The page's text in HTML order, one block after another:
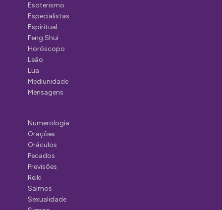
Esoterismo
Especialistas
Espiritual
Feng Shui
Horóscopo
Leão
Lua
Mediunidade
Mensagens
Numerologia
Orações
Oráculos
Pecados
Previsões
Reiki
Salmos
Sexualidade